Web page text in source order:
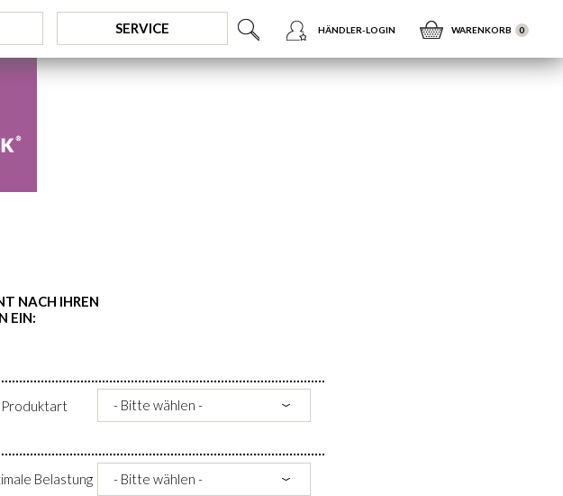
SERVICE HÄNDLER-LOGIN WARENKORB 0
NACH IHREN
EIN:
Produktart
Belastung